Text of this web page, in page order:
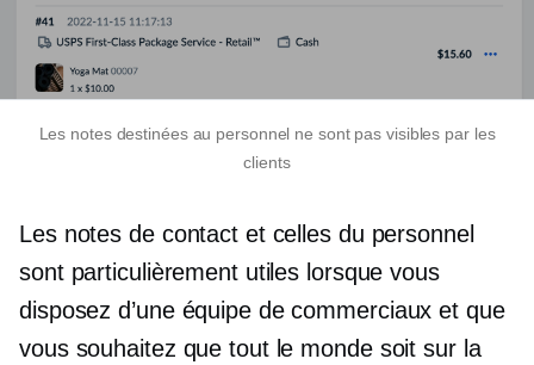
Les notes destinées au personnel ne sont pas visibles par les
clients
Les notes de contact et celles du personnel
sont particulièrement utiles lorsque vous
disposez d’une équipe de commerciaux et que
vous souhaitez que tout le monde soit sur la